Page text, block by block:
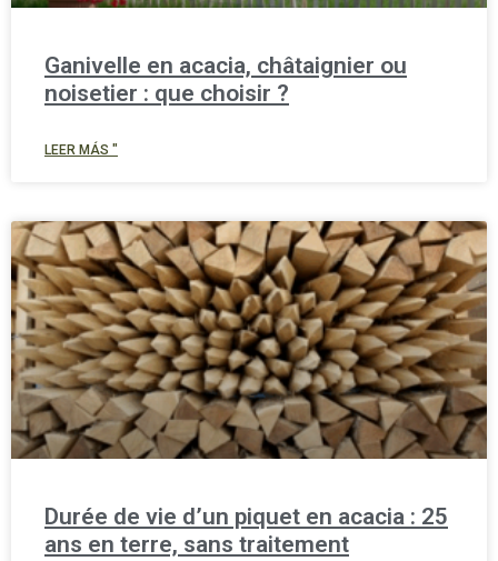
Ganivelle en acacia, châtaignier ou
noisetier : que choisir ?
LEER MÁS "
Durée de vie d’un piquet en acacia : 25
ans en terre, sans traitement